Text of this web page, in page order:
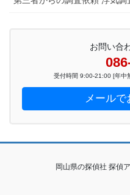
お問い合
受付時間 9:00-21:00 [年中
メール
岡山県の探偵社 探偵